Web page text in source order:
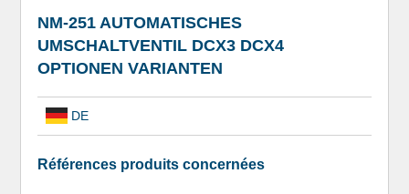
NM-251 AUTOMATISCHES
UMSCHALTVENTIL DCX3 DCX4
OPTIONEN VARIANTEN
DE
Références produits concernées